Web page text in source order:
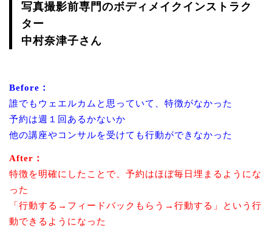
写真撮影前専門のボディメイクインストラク
ター
中村奈津子さん
Before：
誰でもウェエルカムと思っていて、特徴がなかった
予約は週１回あるかないか
他の講座やコンサルを受けても行動ができなかった
After：
特徴を明確にしたことで、予約はほぼ毎日埋まるようにな
った
「行動する→フィードバックもらう→行動する」という行
動できるようになった